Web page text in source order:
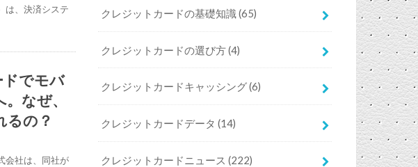
は、決済システ
ドでモバ
なぜ、
るの？
会社は、同社が
クレジットカードの基礎知識(65)
クレジットカードの選び方(4)
クレジットカードキャッシング(6)
クレジットカードデータ(14)
クレジットカードニュース(222)